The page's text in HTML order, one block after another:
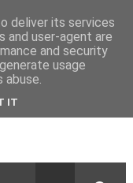
deliver its services
and user-agent are
and security
usage
IT